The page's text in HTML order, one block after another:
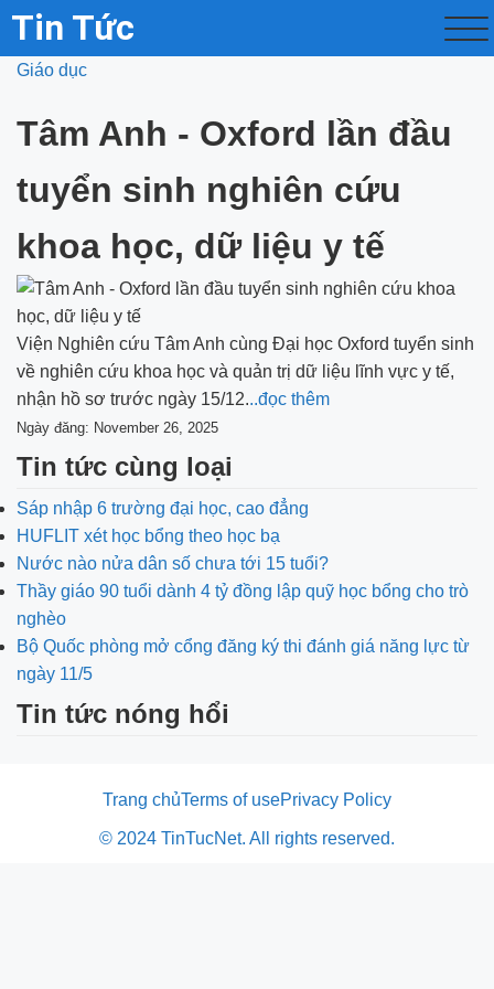
Tin Tức
Giáo dục
Tâm Anh - Oxford lần đầu
tuyển sinh nghiên cứu
khoa học, dữ liệu y tế
Viện Nghiên cứu Tâm Anh cùng Đại học Oxford tuyển sinh
về nghiên cứu khoa học và quản trị dữ liệu lĩnh vực y tế,
nhận hồ sơ trước ngày 15/12...đọc thêm
Ngày đăng: November 26, 2025
Tin tức cùng loại
Sáp nhập 6 trường đại học, cao đẳng
HUFLIT xét học bổng theo học bạ
Nước nào nửa dân số chưa tới 15 tuổi?
Thầy giáo 90 tuổi dành 4 tỷ đồng lập quỹ học bổng cho trò
nghèo
Bộ Quốc phòng mở cổng đăng ký thi đánh giá năng lực từ
ngày 11/5
Tin tức nóng hổi
Trang chủTerms of usePrivacy Policy
© 2024 TinTucNet. All rights reserved.